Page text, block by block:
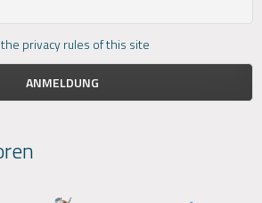
privacy rules of this site